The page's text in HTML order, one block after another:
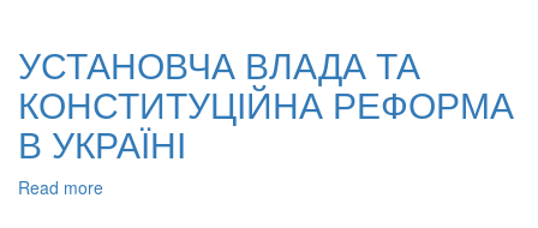
УСТАНОВЧА ВЛАДА ТА
КОНСТИТУЦІЙНА РЕФОРМА
В УКРАЇНІ
Read more